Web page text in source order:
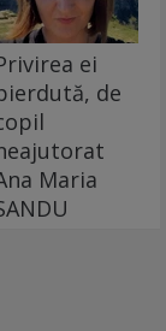
ei
de
Maria